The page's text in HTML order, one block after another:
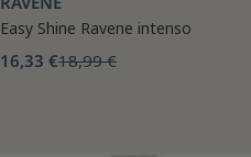
Easy Shine Ravene intenso
16,33 €18,99 €